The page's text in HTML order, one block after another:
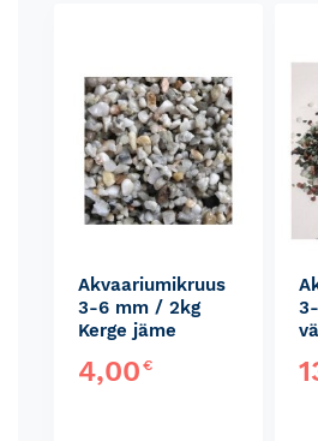
Akvaariumikruus
3-6 mm / 2kg
Kerge jäme
4,00€